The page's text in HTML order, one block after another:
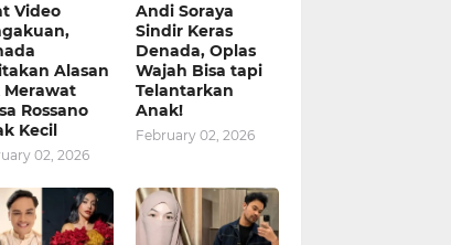
Video
Alasan
Merawat
Rossano
Kecil
02, 2026
Andi Soraya
Sindir Keras
Denada, Oplas
Wajah Bisa tapi
Telantarkan
Anak!
February 02, 2026